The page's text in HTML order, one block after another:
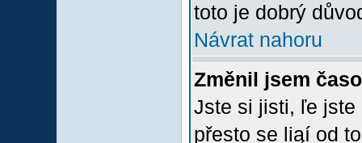
toto je dobrý
Návrat nahoru
Změnil jsem
Jste si jisti, ľe jste
přesto se liąí od